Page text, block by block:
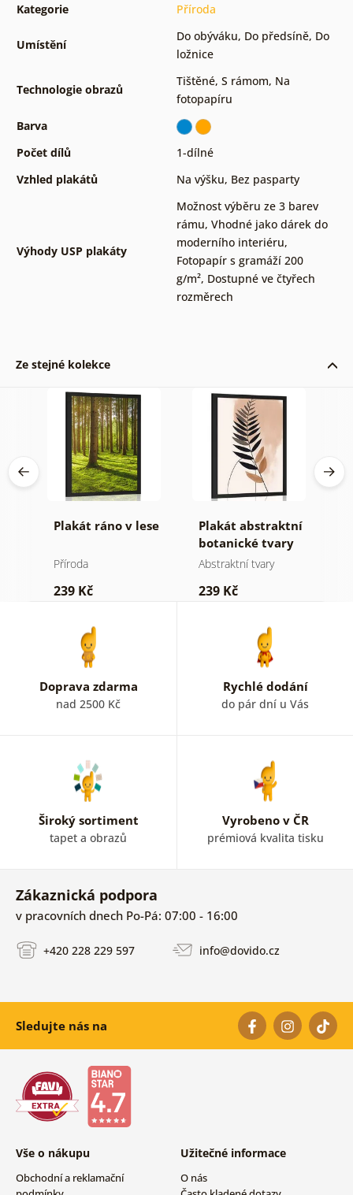
Kategorie Příroda
Umístění
Do obýváku, Do předsíně, Do
ložnice
Technologie obrazů
Tištěné, S rámom, Na
fotopapíru
Barva
Počet dílů
1-dílné
Vzhled plakátů
Na výšku, Bez pasparty
Výhody USP plakáty
Možnost výběru ze 3 barev
rámu, Vhodné jako dárek do
moderního interiéru,
Fotopapír s gramáží 200
g/m², Dostupné ve čtyřech
rozměrech
Ze stejné kolekce
Plakát ráno v lese
Příroda
239 Kč
Plakát abstraktní
botanické tvary
kapradina
Abstraktní tvary
239 Kč
Doprava zdarma
nad 2500 Kč
Rychlé dodání
do pár dní u Vás
Široký sortiment
tapet a obrazů
Vyrobeno v ČR
prémiová kvalita tisku
Zákaznická podpora
v pracovních dnech Po-Pá: 07:00 - 16:00
+420 228 229 597 info@dovido.cz
Sledujte nás na
Vše o nákupu
Obchodní a reklamační
Užitečné informace
O nás